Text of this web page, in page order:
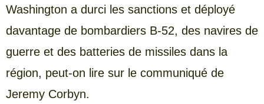
Washington a durci les sanctions et déployé
davantage de bombardiers B-52, des navires de
guerre et des batteries de missiles dans la
région, peut-on lire sur le communiqué de
Jeremy Corbyn.